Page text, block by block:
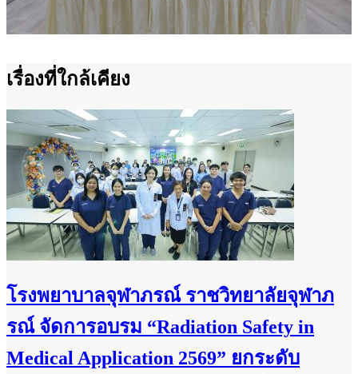
เรื่องที่ใกล้เคียง
โรงพยาบาลจุฬาภรณ์ ราชวิทยาลัยจุฬาภ
รณ์ จัดการอบรม “Radiation Safety in
Medical Application 2569” ยกระดับ